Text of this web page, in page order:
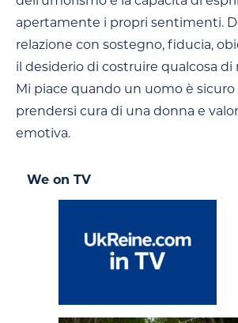
apertamente i propri sentimenti.
relazione con sostegno, fiducia,
il desiderio di costruire qualcosa di
Mi piace quando un uomo è sicuro
prendersi cura di una donna e
emotiva.
We on TV